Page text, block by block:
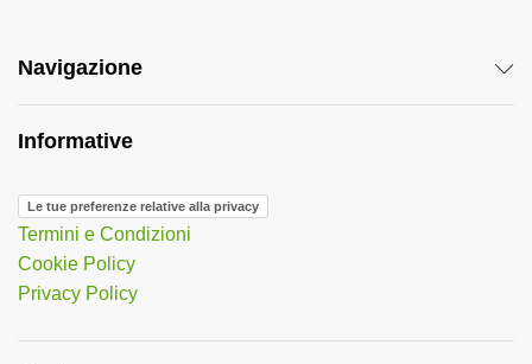
Navigazione
Informative
Le tue preferenze relative alla privacy
Termini e Condizioni
Cookie Policy
Privacy Policy